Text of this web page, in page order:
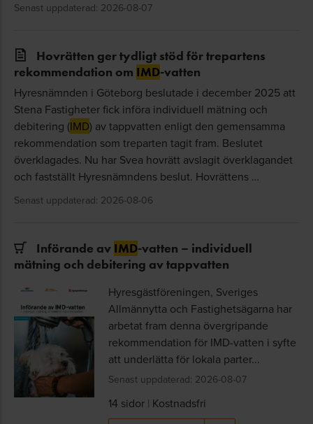
Senast uppdaterad: 2026-08-07
Hovrätten ger tydligt stöd för trepartens
rekommendation om IMD-vatten
Hyresnämnden i Göteborg beslutade i december 2025 att
Stena Fastigheter fick införa individuell mätning och
debitering (IMD) av tappvatten enligt den gemensamma
rekommendation som treparten tagit fram. Beslutet
överklagades. Nu har Svea hovrätt avslagit överklagandet
och fastställt Hyresnämndens beslut. Hovrättens …
Senast uppdaterad: 2026-08-06
Införande av IMD-vatten – individuell
mätning och debitering av tappvatten
Hyresgästföreningen, Sveriges
Allmännytta och Fastighetsägarna har
arbetat fram denna övergripande
rekommendation för IMD-vatten i syfte
att underlätta för lokala parter...
Senast uppdaterad: 2026-08-07
14 sidor | Kostnadsfri